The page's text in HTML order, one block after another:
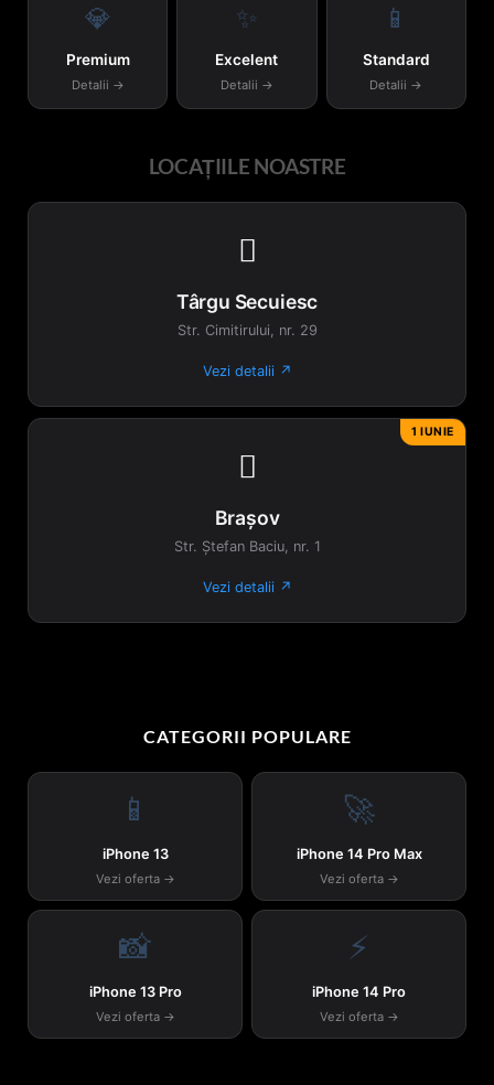
💎
Premium
Detalii →
✨
Excelent
Detalii →
📱
Standard
Detalii →
LOCAȚIILE NOASTRE

Târgu Secuiesc
Str. Cimitirului, nr. 29
Vezi detalii ↗
1 IUNIE

Brașov
Str. Ștefan Baciu, nr. 1
Vezi detalii ↗
CATEGORII POPULARE
📱
iPhone 13
Vezi oferta →
🚀
iPhone 14 Pro Max
Vezi oferta →
📸
iPhone 13 Pro
Vezi oferta →
⚡
iPhone 14 Pro
Vezi oferta →